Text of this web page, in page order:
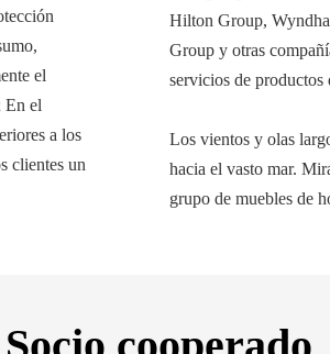
el
En el
a los
clientes un
Hilton Group,
Group y otras
servicios de productos
Los vientos y olas
hacia el vasto mar.
grupo de muebles de